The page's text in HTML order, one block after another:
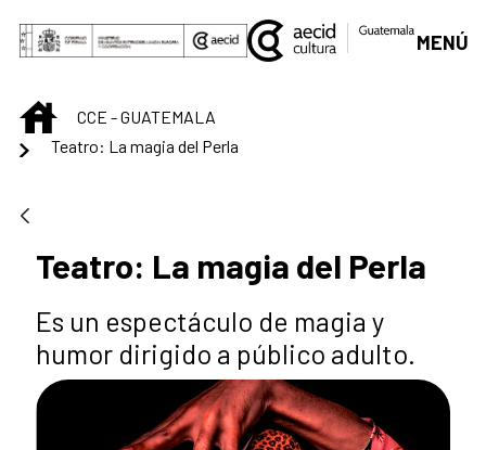
Saltar al contenido principal
MENÚ
INICIOCCE - GUATEMALA
Teatro: La magia del Perla
Teatro: La magia del Perla
Es un espectáculo de magia y
humor dirigido a público adulto.